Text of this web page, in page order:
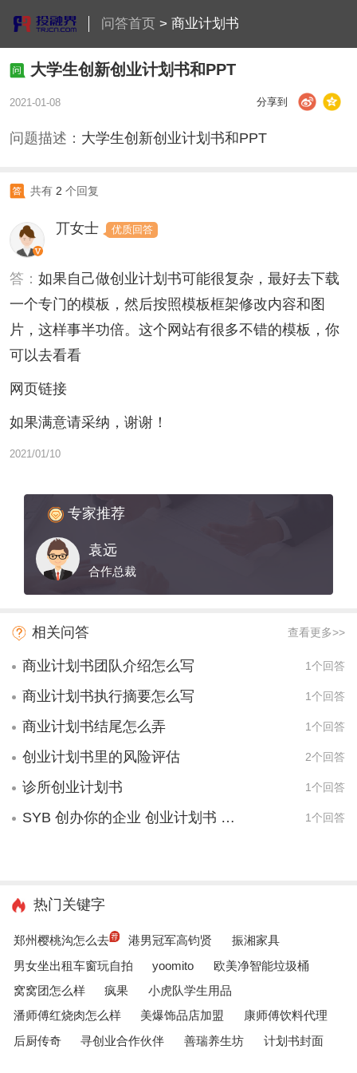
问答首页> 商业计划书
大学生创新创业计划书和PPT
2021-01-08 分享到
问题描述： 大学生创新创业计划书和PPT
共有 2 个回复
丌女士 优质回答
答： 如果自己做创业计划书可能很复杂，最好去下载
一个专门的模板，然后按照模板框架修改内容和图
片，这样事半功倍。这个网站有很多不错的模板，你
可以去看看
网页链接
如果满意请采纳，谢谢！
2021/01/10
专家推荐
袁远
合作总裁
相关问答 查看更多>>
商业计划书团队介绍怎么写 1个回答
商业计划书执行摘要怎么写 1个回答
商业计划书结尾怎么弄 1个回答
创业计划书里的风险评估 2个回答
诊所创业计划书 1个回答
SYB 创办你的企业 创业计划书 如何写？ 1个回答
热门关键字
郑州樱桃沟怎么去 港男冠军高钧贤
振湘家具
男女坐出租车窗玩自拍
yoomito
欧美净智能垃圾桶
窝窝团怎么样
疯果
小虎队学生用品
潘师傅红烧肉怎么样
美爆饰品店加盟
康师傅饮料代理
后厨传奇
寻创业合作伙伴 善瑞养生坊 计划书封面